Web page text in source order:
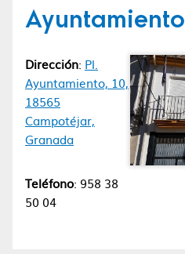
Ayuntamiento
Dirección: Pl.
Ayuntamiento, 10,
18565
Campotéjar,
Granada
Teléfono: 958 38
50 04